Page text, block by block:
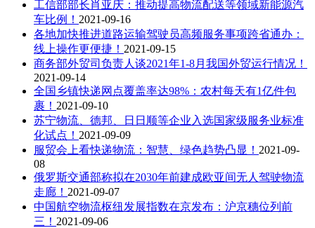
工信部部长肖亚庆：推动提高物流配送等领域新能源汽
车比例！ 2021-09-16
各地加快推进道路运输驾驶员高频服务事项跨省通办：
线上操作更便捷！ 2021-09-15
商务部外贸司负责人谈2021年1-8月我国外贸运行情况！
2021-09-14
全国乡镇快递网点覆盖率达98%：农村每天有1亿件包
裹！ 2021-09-10
苏宁物流、德邦、日日顺等企业入选国家级服务业标准
化试点！ 2021-09-09
服贸会上看快递物流：智慧、绿色趋势凸显！ 2021-09-
08
俄罗斯交通部称拟在2030年前建成欧亚间无人驾驶物流
走廊！ 2021-09-07
中国航空物流枢纽发展指数在京发布：沪京穗位列前
三！ 2021-09-06